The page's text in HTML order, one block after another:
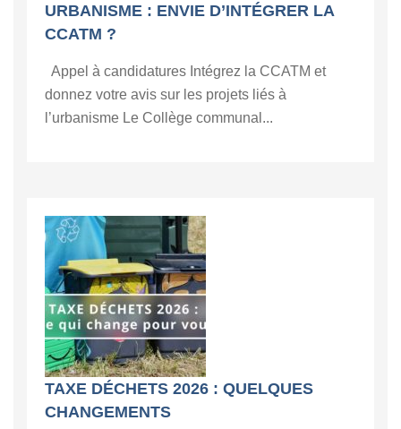
URBANISME : ENVIE D’INTÉGRER LA
CCATM ?
Appel à candidatures Intégrez la CCATM et
donnez votre avis sur les projets liés à
l’urbanisme Le Collège communal...
TAXE DÉCHETS 2026 : QUELQUES
CHANGEMENTS